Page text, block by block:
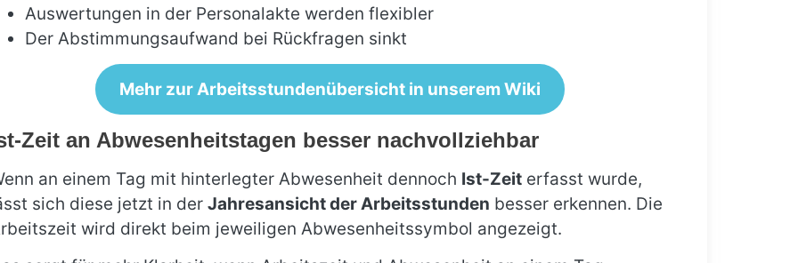
Auswertungen in der Personalakte werden flexibler
Der Abstimmungsaufwand bei Rückfragen sinkt
Mehr zur Arbeitsstundenübersicht in unserem Wiki
Zeit an Abwesenheitstagen besser nachvollziehbar
an einem Tag mit hinterlegter Abwesenheit dennoch Ist-Zeiterfasst wurde,
sich diese jetzt in der Jahresansicht der Arbeitsstunden besser erkennen. Die
wird direkt beim jeweiligen Abwesenheitssymbol angezeigt.